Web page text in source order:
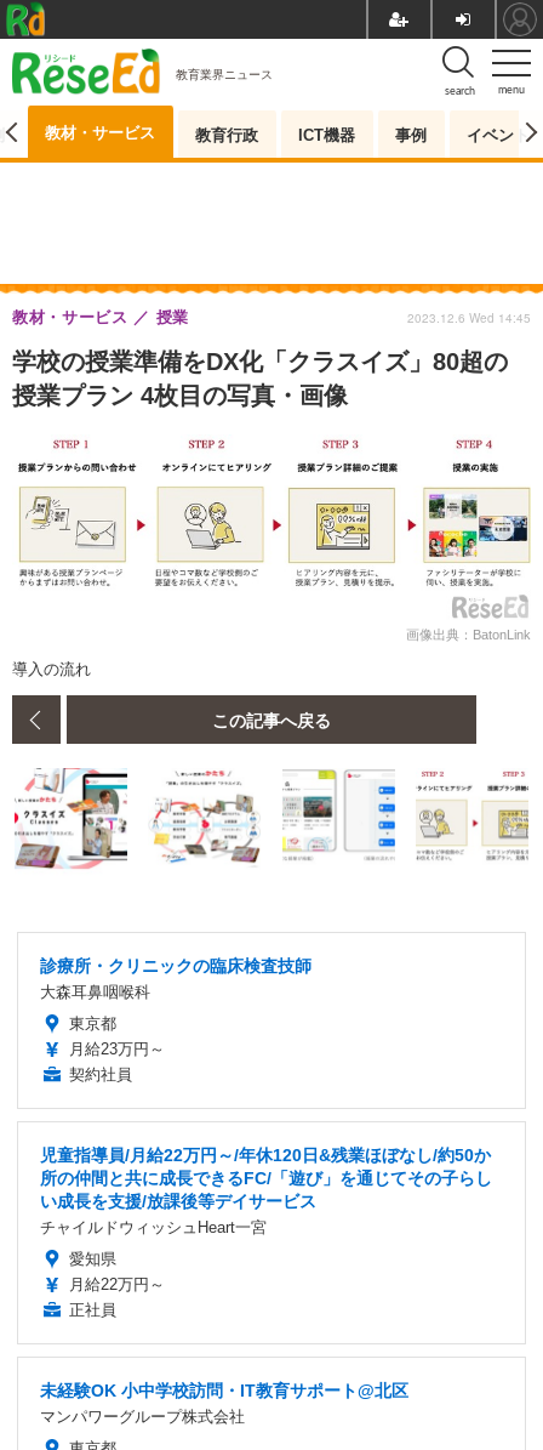
menu
search
教育業界ニュース
教材・サービス 教育行政 ICT機器 事例 イベント
学校の授業準備をDX化「クラスイズ」80超の
授業プラン 4枚目の写真・画像
教材・サービス 授業 2023.12.6 Wed 14:45
画像出典：BatonLink
導入の流れ
この記事へ戻る
診療所・クリニックの臨床検査技師
大森耳鼻咽喉科
東京都
月給23万円～
契約社員
児童指導員/月給22万円～/年休120日&残業ほぼなし/約50か
所の仲間と共に成長できるFC/「遊び」を通じてその子らし
い成長を支援/放課後等デイサービス
チャイルドウィッシュHeart一宮
愛知県
月給22万円～
正社員
未経験OK 小中学校訪問・IT教育サポート@北区
マンパワーグループ株式会社